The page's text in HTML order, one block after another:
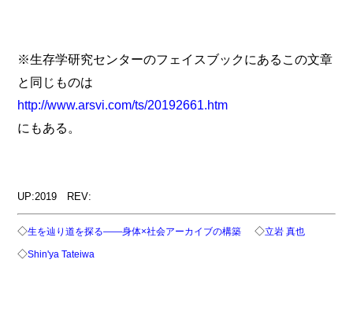
※生存学研究センターのフェイスブックにあるこの文章
と同じものは
http://www.arsvi.com/ts/20192661.htm
にもある。
UP:2019 REV:
◇生を辿り道を探る――身体×社会アーカイブの構築 ◇立岩 真也
◇Shin'ya Tateiwa